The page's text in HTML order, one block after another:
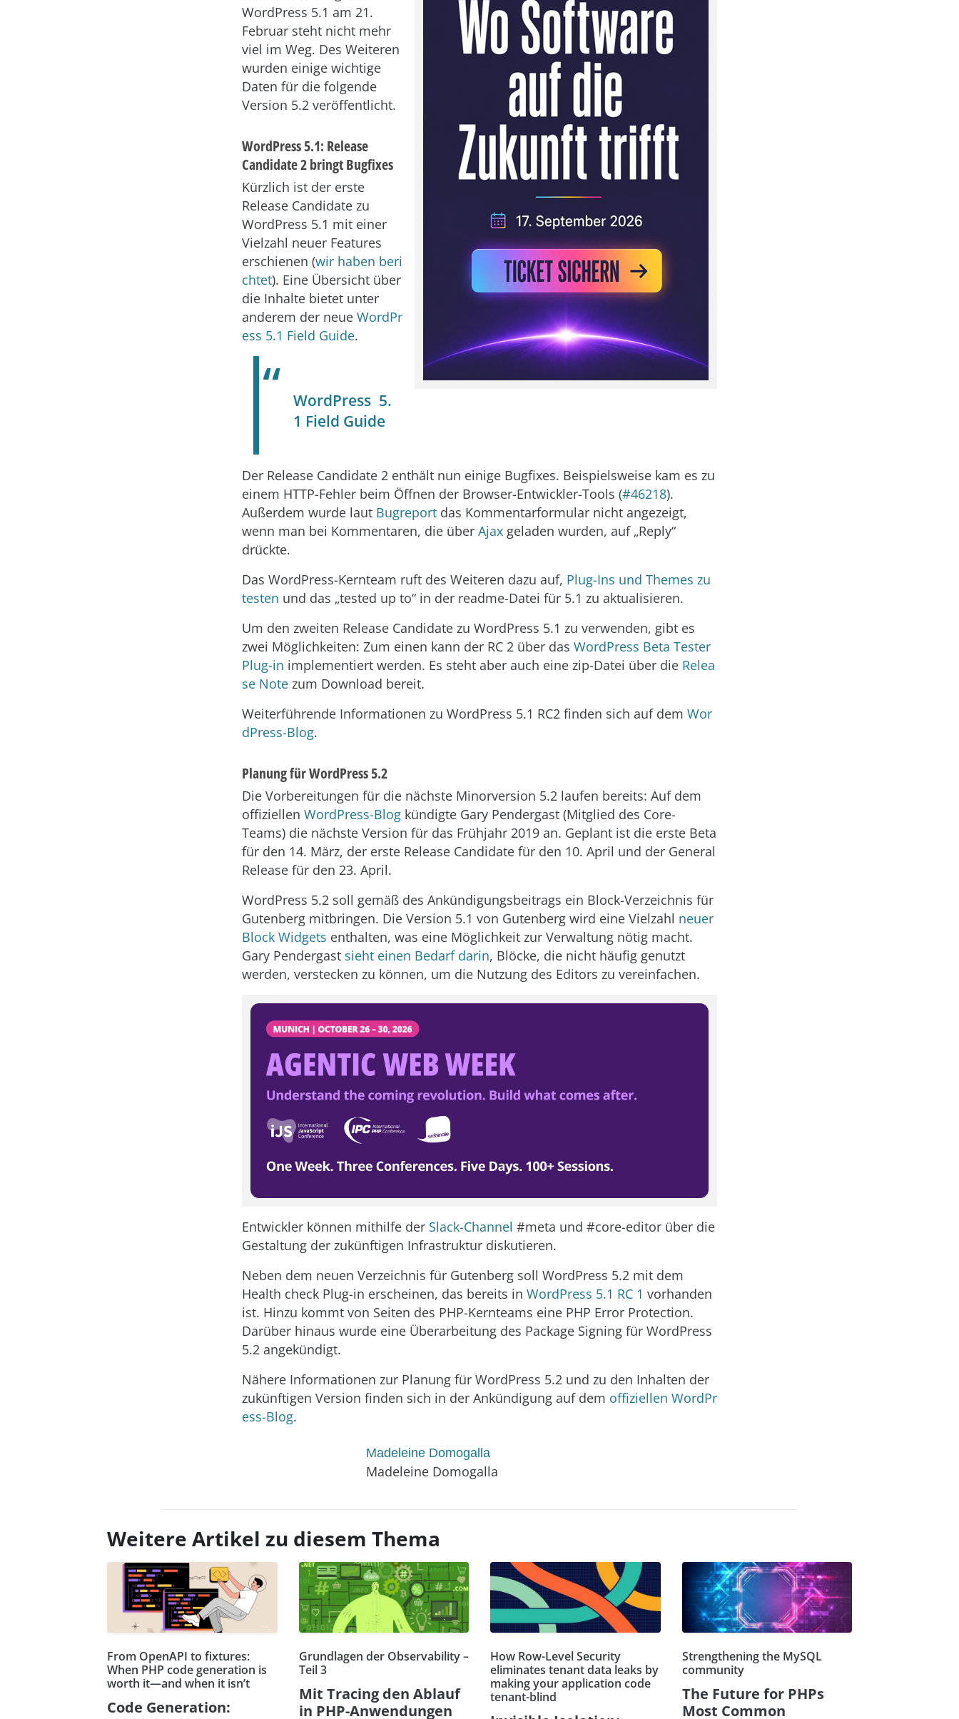
WordPress 5.1 am 21.
Februar steht nicht mehr
viel im Weg. Des Weiteren
wurden einige wichtige
Daten für die folgende
Version 5.2 veröffentlicht.
WordPress 5.1: Release
Candidate 2 bringt Bugfixes
Kürzlich ist der erste
Release Candidate zu
WordPress 5.1 mit einer
Vielzahl neuer Features
erschienen (wir haben beri
chtet). Eine Übersicht über
die Inhalte bietet unter
anderem der neue WordPr
ess 5.1 Field Guide.
WordPress 5.
1 Field Guide
Der Release Candidate 2 enthält nun einige Bugfixes. Beispielsweise kam es zu
einem HTTP-Fehler beim Öffnen der Browser-Entwickler-Tools (#46218).
Außerdem wurde laut Bugreport das Kommentarformular nicht angezeigt,
wenn man bei Kommentaren, die über Ajax geladen wurden, auf „Reply“
drückte.
Das WordPress-Kernteam ruft des Weiteren dazu auf, Plug-Ins und Themes zu
testen und das „tested up to“ in der readme-Datei für 5.1 zu aktualisieren.
Um den zweiten Release Candidate zu WordPress 5.1 zu verwenden, gibt es
zwei Möglichkeiten: Zum einen kann der RC 2 über das WordPress Beta Tester
Plug-in implementiert werden. Es steht aber auch eine zip-Datei über die Relea
se Note zum Download bereit.
Weiterführende Informationen zu WordPress 5.1 RC2 finden sich auf dem Wor
dPress-Blog.
Planung für WordPress 5.2
Die Vorbereitungen für die nächste Minorversion 5.2 laufen bereits: Auf dem
offiziellen WordPress-Blog kündigte Gary Pendergast (Mitglied des Core-
Teams) die nächste Version für das Frühjahr 2019 an. Geplant ist die erste Beta
für den 14. März, der erste Release Candidate für den 10. April und der General
Release für den 23. April.
WordPress 5.2 soll gemäß des Ankündigungsbeitrags ein Block-Verzeichnis für
Gutenberg mitbringen. Die Version 5.1 von Gutenberg wird eine Vielzahl neuer
Block Widgets enthalten, was eine Möglichkeit zur Verwaltung nötig macht.
Gary Pendergast sieht einen Bedarf darin, Blöcke, die nicht häufig genutzt
werden, verstecken zu können, um die Nutzung des Editors zu vereinfachen.
Entwickler können mithilfe der Slack-Channel #meta und #core-editor über die
Gestaltung der zukünftigen Infrastruktur diskutieren.
Neben dem neuen Verzeichnis für Gutenberg soll WordPress 5.2 mit dem
Health check Plug-in erscheinen, das bereits in WordPress 5.1 RC 1 vorhanden
ist. Hinzu kommt von Seiten des PHP-Kernteams eine PHP Error Protection.
Darüber hinaus wurde eine Überarbeitung des Package Signing für WordPress
5.2 angekündigt.
Nähere Informationen zur Planung für WordPress 5.2 und zu den Inhalten der
zukünftigen Version finden sich in der Ankündigung auf dem offiziellen WordPr
ess-Blog.
Madeleine Domogalla
Madeleine Domogalla
Weitere Artikel zu diesem Thema
From OpenAPI to fixtures:
When PHP code generation is
worth it—and when it isn’t
Code Generation:
Grundlagen der Observability –
Teil 3
Mit Tracing den Ablauf
in PHP-Anwendungen
How Row-Level Security
eliminates tenant data leaks by
making your application code
tenant-blind
Strengthening the MySQL
community
The Future for PHPs
Most Common